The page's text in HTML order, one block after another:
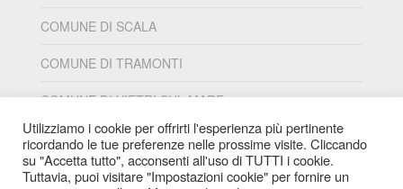
COMUNE DI SCALA
COMUNE DI TRAMONTI
COMUNE DI VIETRI SUL MARE
Utilizziamo i cookie per offrirti l'esperienza più pertinente
ricordando le tue preferenze nelle prossime visite. Cliccando
su "Accetta tutto", acconsenti all'uso di TUTTI i cookie.
Tuttavia, puoi visitare "Impostazioni cookie" per fornire un